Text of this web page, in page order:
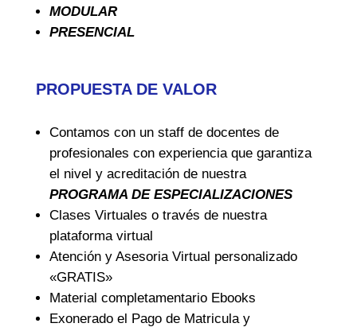
MODULAR
PRESENCIAL
PROPUESTA DE VALOR
Contamos con un staff de docentes de
profesionales con experiencia que garantiza
el nivel y acreditación de nuestra
PROGRAMA DE ESPECIALIZACIONES
Clases Virtuales o través de nuestra
plataforma virtual
Atención y Asesoria Virtual personalizado
«GRATIS»
Material completamentario Ebooks
Exonerado el Pago de Matricula y